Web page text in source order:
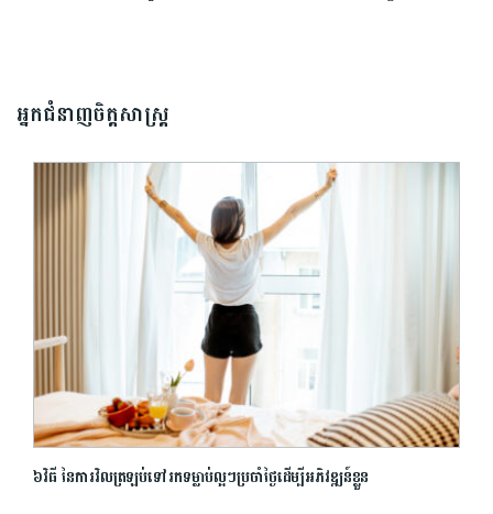
អ្នកជំនាញចិត្តសាស្រ្ត
៦វិធី នៃការវិលត្រឡប់ទៅរកទម្លាប់ល្អៗប្រចាំថ្ងៃដើម្បីអភិវឌ្ឍន៍ខ្លួន